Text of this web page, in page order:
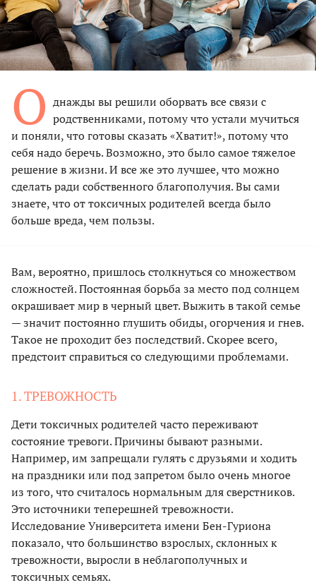
О днажды вы решили оборвать все связи с
родственниками, потому что устали мучиться
и поняли, что готовы сказать «Хватит!», потому что
себя надо беречь. Возможно, это было самое тяжелое
решение в жизни. И все же это лучшее, что можно
сделать ради собственного благополучия. Вы сами
знаете, что от токсичных родителей всегда было
больше вреда, чем пользы.
Вам, вероятно, пришлось столкнуться со множеством
сложностей. Постоянная борьба за место под солнцем
окрашивает мир в черный цвет. Выжить в такой семье
— значит постоянно глушить обиды, огорчения и гнев.
Такое не проходит без последствий. Скорее всего,
предстоит справиться со следующими проблемами.
1. ТРЕВОЖНОСТЬ
Дети токсичных родителей часто переживают
состояние тревоги. Причины бывают разными.
Например, им запрещали гулять с друзьями и ходить
на праздники или под запретом было очень многое
из того, что считалось нормальным для сверстников.
Это источники теперешней тревожности.
Исследование Университета имени Бен-Гуриона
показало, что большинство взрослых, склонных к
тревожности, выросли в неблагополучных и
токсичных семьях.